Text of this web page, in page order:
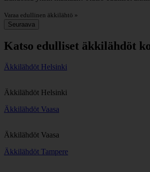
Varaa edullinen äkkilähtö »
Seuraava
Katso edulliset äkkilähdöt
Äkkilähdöt Helsinki
Äkkilähdöt Helsinki
Äkkilähdöt Vaasa
Äkkilähdöt Vaasa
Äkkilähdöt Tampere